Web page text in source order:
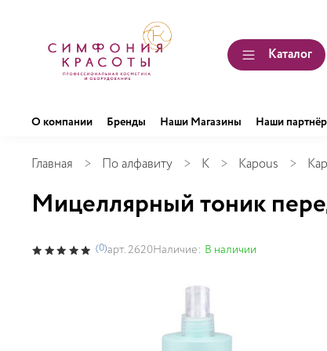
Каталог
О компании Бренды Наши Магазины Наши
Главная По алфавиту K Kapous
Мицеллярный тоник
(0)арт.2620Наличие: В наличии